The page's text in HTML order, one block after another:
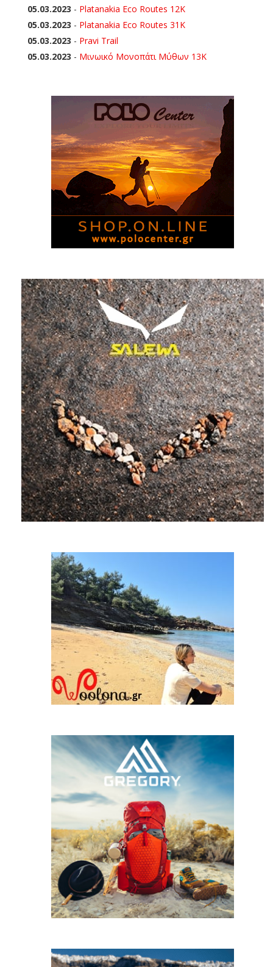
05.03.2023 - Platanakia Eco Routes 12K
05.03.2023 - Platanakia Eco Routes 31K
05.03.2023 - Pravi Trail
05.03.2023 - Μινωικό Μονοπάτι Μύθων 13Κ